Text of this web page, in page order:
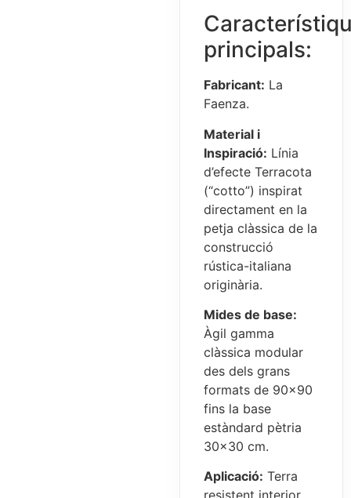
principals:
Fabricant: La
Faenza.
Material i
Inspiració: Línia
d’efecte Terracota
(“cotto”) inspirat
directament en la
petja clàssica de la
construcció
rústica-italiana
originària.
Mides de base:
Àgil gamma
clàssica modular
des dels grans
formats de 90×90
fins la base
estàndard pètria
30×30 cm.
Aplicació: Terra